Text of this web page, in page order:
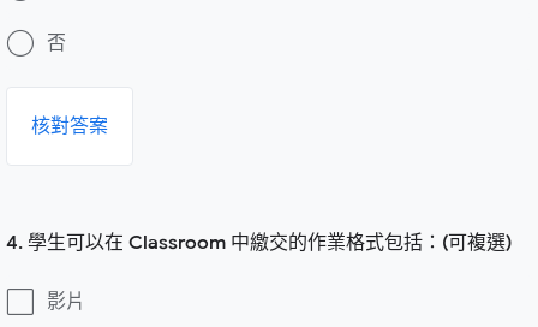
否
核對答案
4. 學生可以在 Classroom 中繳交的作業格式包括：(可複選)
影片